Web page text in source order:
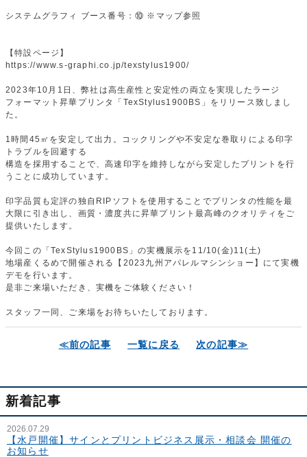
システムグラフィ ブース番号：⑩ ※マップ参照
【特設ページ】
https://www.s-graphi.co.jp/texstylus1900/
2023年10月1日、弊社は高生産性と安定性の両立を実現したラージ
フォーマット昇華プリンタ「TexStylus1900BS」をリリース致しまし
た。
1時間45㎡を安定して出力。コックリングや不安定な巻取りによる印字
トラブルを回避する
構造を採用することで、高速印字を維持しながら安定したプリントを行
うことに成功しています。
印字品質も定評の独自RIPソフトを使用することでプリンタの性能を最
大限に引き出し、画質・濃度共に昇華プリント最高峰のクオリティをご
提供いたします。
今回この「TexStylus1900BS」の実機展示を11/10(金)11(土)
地場産くるめで開催される【2023九州アパレルマシンショー】にて実機
デモを行います。
是非ご来場いただき、実機をご体験ください！
スタッフ一同、ご来場をお待ちいたしております。
≪前の記事 一覧に戻る 次の記事≫
新着記事
2026.07.29
【水戸開催】サインとプリントビジネス展示・相談会 開催の
お知らせ